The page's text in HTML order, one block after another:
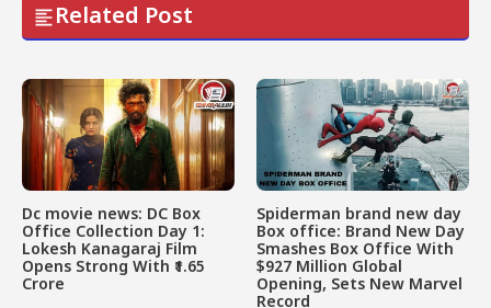
Related Post
Dc movie news: DC Box
Office Collection Day 1:
Lokesh Kanagaraj Film
Opens Strong With ₹1.65
Crore
Spiderman brand new day
Box office: Brand New Day
Smashes Box Office With
$927 Million Global
Opening, Sets New Marvel
Record